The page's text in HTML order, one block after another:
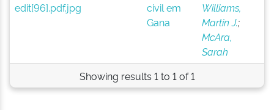
civil em
Gana
Williams,
Martin J.;
McAra,
Sarah
Showing results 1 to 1 of 1